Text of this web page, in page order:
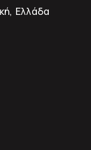
Ελλάδα